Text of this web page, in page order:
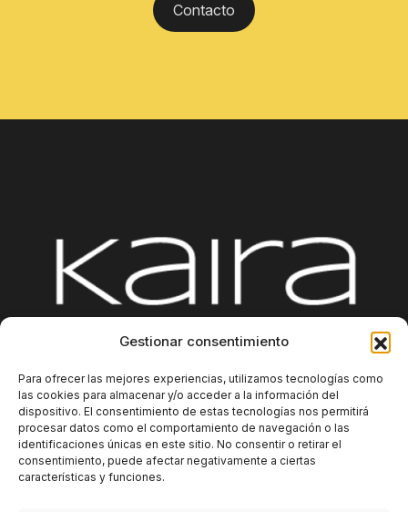
Gestionar consentimiento
Para ofrecer las mejores experiencias, utilizamos tecnologías como
las cookies para almacenar y/o acceder a la información del
dispositivo. El consentimiento de estas tecnologías nos permitirá
procesar datos como el comportamiento de navegación o las
identificaciones únicas en este sitio. No consentir o retirar el
consentimiento, puede afectar negativamente a ciertas
características y funciones.
Contacto
Plataforma Integraciones
Sobre nosotros
Blog
Contacto Información adicional